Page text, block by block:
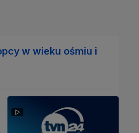
w wieku ośmiu i